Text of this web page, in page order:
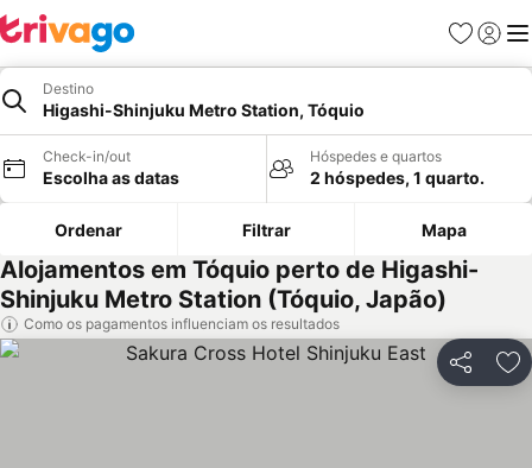
Favoritos
Iniciar
Destino
Higashi-Shinjuku Metro Station, Tóquio
Check-in/out
Escolha as datas
Hóspedes e quartos
2 hóspedes, 1 quarto.
Ordenar Filtrar Mapa
Alojamentos em Tóquio perto de Higashi-
Shinjuku Metro Station (Tóquio, Japão)
Como os pagamentos influenciam os resultados
Partilhar